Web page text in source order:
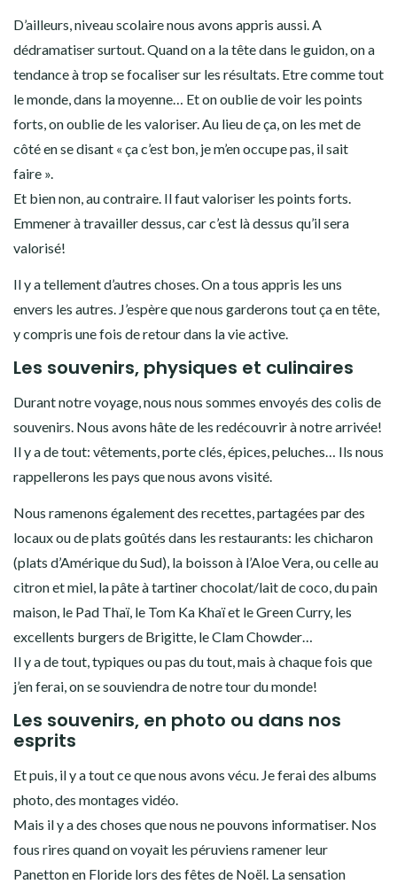
D’ailleurs, niveau scolaire nous avons appris aussi. A
dédramatiser surtout. Quand on a la tête dans le guidon, on a
tendance à trop se focaliser sur les résultats. Etre comme tout
le monde, dans la moyenne… Et on oublie de voir les points
forts, on oublie de les valoriser. Au lieu de ça, on les met de
côté en se disant « ça c’est bon, je m’en occupe pas, il sait
faire ».
Et bien non, au contraire. Il faut valoriser les points forts.
Emmener à travailler dessus, car c’est là dessus qu’il sera
valorisé!
Il y a tellement d’autres choses. On a tous appris les uns
envers les autres. J’espère que nous garderons tout ça en tête,
y compris une fois de retour dans la vie active.
Les souvenirs, physiques et culinaires
Durant notre voyage, nous nous sommes envoyés des colis de
souvenirs. Nous avons hâte de les redécouvrir à notre arrivée!
Il y a de tout: vêtements, porte clés, épices, peluches… Ils nous
rappellerons les pays que nous avons visité.
Nous ramenons également des recettes, partagées par des
locaux ou de plats goûtés dans les restaurants: les chicharon
(plats d’Amérique du Sud), la boisson à l’Aloe Vera, ou celle au
citron et miel, la pâte à tartiner chocolat/lait de coco, du pain
maison, le Pad Thaï, le Tom Ka Khaï et le Green Curry, les
excellents burgers de Brigitte, le Clam Chowder…
Il y a de tout, typiques ou pas du tout, mais à chaque fois que
j’en ferai, on se souviendra de notre tour du monde!
Les souvenirs, en photo ou dans nos
esprits
Et puis, il y a tout ce que nous avons vécu. Je ferai des albums
photo, des montages vidéo.
Mais il y a des choses que nous ne pouvons informatiser. Nos
fous rires quand on voyait les péruviens ramener leur
Panetton en Floride lors des fêtes de Noël. La sensation